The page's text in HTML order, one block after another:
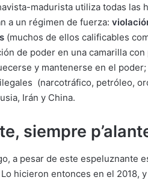
madurista utiliza todas las
a un régimen de fuerza:
(muchos de ellos calificables
de poder en una camarilla
y mantenerse en el
(narcotráfico, petróleo,
Irán y China.
siempre
a pesar de este espeluznante
Lo hicieron entonces en el 2018,